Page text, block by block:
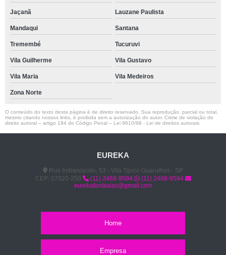
Jaçanã Lauzane Paulista
Mandaqui Santana
Tremembé Tucuruvi
Vila Guilherme Vila Gustavo
Vila Maria Vila Medeiros
Zona Norte
O conteúdo do texto desta página é de direito reservado. Sua reprodução, parcial ou total,
mesmo citando nossos links, é proibida sem a autorização do autor. Crime de violação de
direito autoral – artigo 184 do Código Penal – Lei 9610/98 - Lei de direitos autorais
EUREKA
Rua Indianópolis, 53 - Vila Tijuco Guarulhos - SP
CEP: 07020-250
(11) 2468-9594
(11) 2468-9594
eurekafantasias@gmail.com
Home
Empresa